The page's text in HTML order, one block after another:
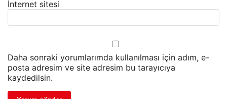
İnternet sitesi
Daha sonraki yorumlarımda kullanılması için adım, e-
posta adresim ve site adresim bu tarayıcıya
kaydedilsin.